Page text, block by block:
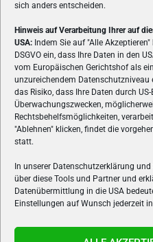
sich anders entscheiden.
Hinweis auf Verarbeitung Ihrer auf
USA: Indem Sie auf "Alle
DSGVO ein, dass Ihre Daten in den
vom Europäischen Gerichtshof als
unzureichendem Datenschutzniveau
das Risiko, dass Ihre Daten durch
Überwachungszwecken,
Rechtsbehelfsmöglichkeiten,
"Ablehnen" klicken, findet die
statt.
In unserer Datenschutzerklärung
über diese Tools und Partner und
Datenübermittlung in die USA
Einstellungen auf Wunsch jederzeit
VON GAMERN, FÜR
Spielemagazin Österreichs
Reviews und Videos zu PC-
Hardware und aus